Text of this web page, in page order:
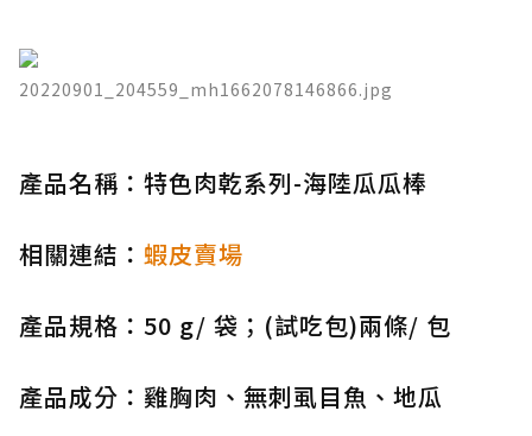
20220901_204559_mh1662078146866.jpg
產品名稱：特色肉乾系列-海陸瓜瓜棒
相關連結： 蝦皮賣場
產品規格：50 g/ 袋；(試吃包)兩條/ 包
產品成分：雞胸肉、無刺虱目魚、地瓜